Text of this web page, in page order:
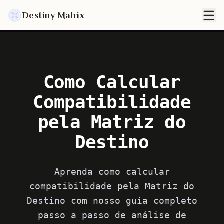
Destiny Matrix
Como Calcular
Compatibilidade
pela Matriz do
Destino
Aprenda como calcular
compatibilidade pela Matriz do
Destino com nosso guia completo
passo a passo de análise de